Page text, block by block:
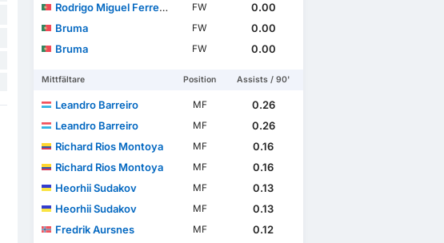
Rodrigo Miguel Ferreira Rêgo
FW
0.00
Bruma
FW
0.00
Bruma
FW 0.00
Mittfältare Position Assists / 90'
Leandro Barreiro MF
0.26
Leandro Barreiro
MF
0.26
Richard Rios Montoya
MF
0.16
Richard Rios Montoya
MF
0.16
Heorhii Sudakov
MF
0.13
Heorhii Sudakov
MF
0.13
Fredrik Aursnes
MF
0.12